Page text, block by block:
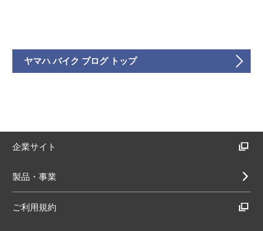
ヤマハ バイク ブログ トップ
企業サイト
製品・事業
ご利用規約